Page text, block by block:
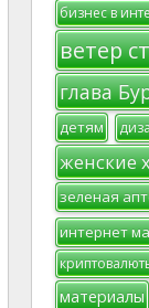
бизнес в
ветер
глава
детям
женские
зеленая
интернет
материалы